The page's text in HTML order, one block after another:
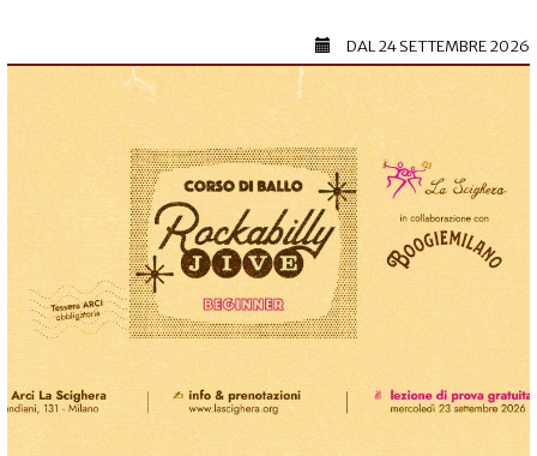
DAL24 SETTEMBRE 2026